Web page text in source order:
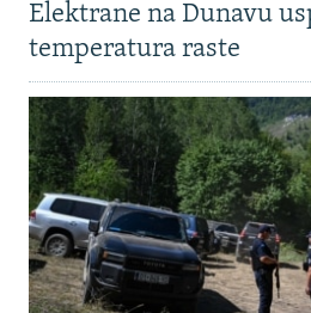
Elektrane na Dunavu
temperatura raste